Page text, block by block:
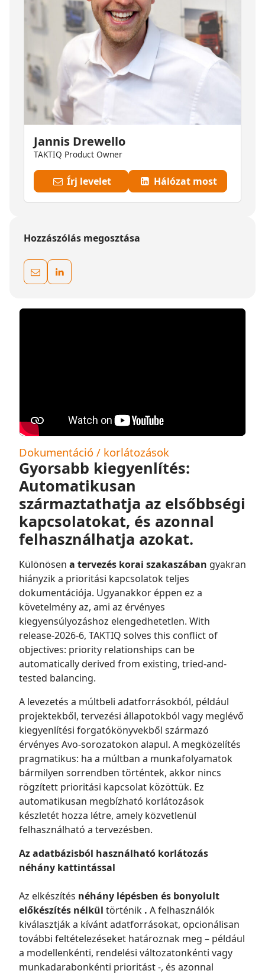
Jannis Drewello
TAKTIQ Product Owner
Írj levelet Hálózat most
Hozzászólás megosztása
Dokumentáció / korlátozások
Gyorsabb kiegyenlítés:
Automatikusan
származtathatja az elsőbbségi
kapcsolatokat, és azonnal
felhasználhatja azokat.
Különösen a tervezés korai szakaszában gyakran
hiányzik a prioritási kapcsolatok teljes
dokumentációja. Ugyanakkor éppen ez a
követelmény az, ami az érvényes
kiegyensúlyozáshoz elengedhetetlen. With
release-2026-6, TAKTIQ solves this conflict of
objectives: priority relationships can be
automatically derived from existing, tried-and-
tested balancing.
A levezetés a múltbeli adatforrásokból, például
projektekből, tervezési állapotokból vagy meglévő
kiegyenlítési forgatókönyvekből származó
érvényes Avo-sorozatokon alapul. A megközelítés
pragmatikus: ha a múltban a munkafolyamatok
bármilyen sorrendben történtek, akkor nincs
rögzített prioritási kapcsolat közöttük. Ez
automatikusan megbízható korlátozások
készletét hozza létre, amely közvetlenül
felhasználható a tervezésben.
Az adatbázisból használható korlátozás
néhány kattintással
Az elkészítés néhány lépésben és bonyolult
előkészítés nélkül történik . A felhasználók
kiválasztják a kívánt adatforrásokat, opcionálisan
további feltételezéseket határoznak meg – például
a modellenkénti, rendelési változatonkénti vagy
munkadarabonkénti prioritást -, és azonnal